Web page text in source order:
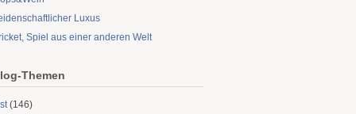
Luxus
Spiel aus einer anderen Welt
Themen
(146)